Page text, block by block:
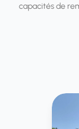
capacités de